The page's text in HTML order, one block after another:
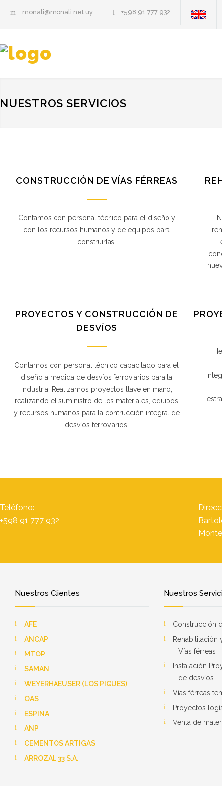
monali@monali.net.uy +598 91 777 932
NUESTROS SERVICIOS
CONSTRUCCIÓN DE VÍAS FÉRREAS
Contamos con personal técnico para el diseño y
con los recursos humanos y de equipos para
construirlas.
PROYECTOS Y CONSTRUCCIÓN DE
DESVÍOS
Contamos con personal técnico capacitado para el
diseño a medida de desvíos ferroviarios para la
industria. Realizamos proyectos llave en mano,
realizando el suministro de los materiales, equipos
y recursos humanos para la contrucción integral de
desvíos ferroviarios.
Teléfono:
+598 91 777 932
Nuestros Clientes
AFE
ANCAP
MTOP
SAMAN
WEYERHAEUSER (LOS PIQUES)
OAS
ESPINA
ANP
CEMENTOS ARTIGAS
ARROZAL 33 S.A.
Nuestros
Construcción
Rehabilitación
Vías férreas
Instalación
de desvíos
Vías férreas
Proyectos
Venta de